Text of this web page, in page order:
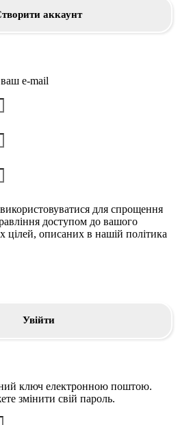
аккаунт
e-mail
для спрощення
доступом до вашого
цілей, описаних в нашій політика
Увійти
ключ електронною поштою.
змінити свій пароль.